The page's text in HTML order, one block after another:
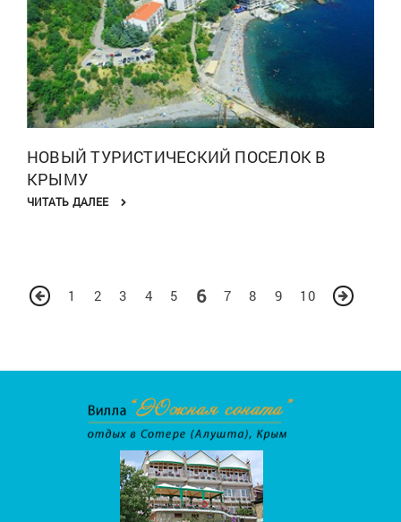
НОВЫЙ ТУРИСТИЧЕСКИЙ ПОСЕЛОК В
КРЫМУ
ЧИТАТЬ ДАЛЕЕ
1 2 3 4 5 6 7 8 9 10